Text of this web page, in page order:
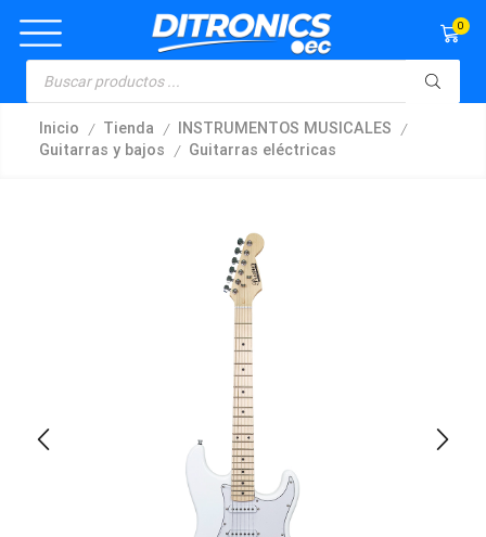
0
Inicio / Tienda / INSTRUMENTOS MUSICALES /
Guitarras y bajos / Guitarras eléctricas